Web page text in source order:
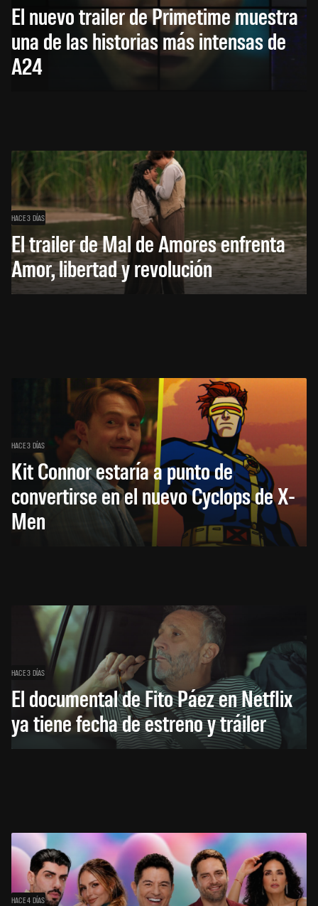
El nuevo trailer de Primetime muestra
una de las historias más intensas de
A24
HACE 3 DÍAS
El trailer de Mal de Amores enfrenta
Amor, libertad y revolución
HACE 3 DÍAS
Kit Connor estaría a punto de
convertirse en el nuevo Cyclops de X-
Men
HACE 3 DÍAS
El documental de Fito Páez en Netflix
ya tiene fecha de estreno y tráiler
HACE 4 DÍAS